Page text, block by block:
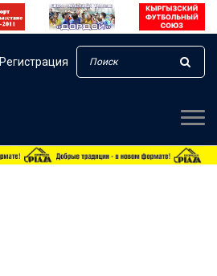
Регистрация